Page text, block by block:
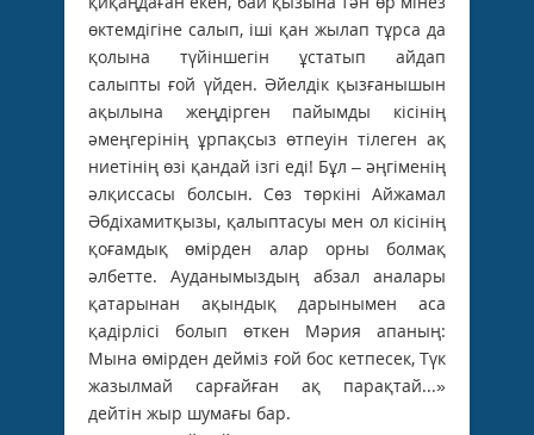
өктемдігіне салып, іші қан жылап тұрса да
қолына түйіншегін ұстатып айдап
салыпты ғой үйден. Әйелдік қызғанышын
ақылына жеңдірген пайымды кісінің
әмеңгерінің ұрпақсыз өтпеуін тілеген ақ
ниетінің өзі қандай ізгі еді! Бұл – әңгіменің
әлқиссасы болсын. Сөз төркіні ­Айжамал
Әбдіхамитқызы, қалыптасуы мен ол кісінің
қоғамдық өмірден алар орны болмақ
әлбетте. Ауданымыздың абзал аналары
қатарынан ақындық дарынымен аса
қадірлісі болып өткен Мәрия апаның:
Мына өмірден дейміз ғой бос кетпесек, Түк
жазылмай сарғайған ақ парақтай...»
дейтін жыр шумағы бар.